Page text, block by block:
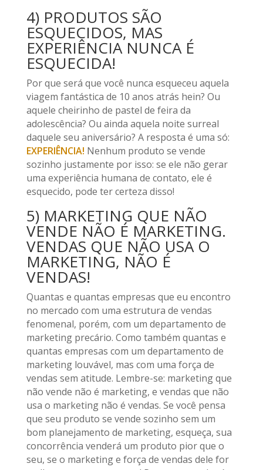
4) PRODUTOS SÃO
ESQUECIDOS, MAS
EXPERIÊNCIA NUNCA É
ESQUECIDA!
Por que será que você nunca esqueceu aquela
viagem fantástica de 10 anos atrás hein? Ou
aquele cheirinho de pastel de feira da
adolescência? Ou ainda aquela noite surreal
daquele seu aniversário? A resposta é uma só:
EXPERIÊNCIA! Nenhum produto se vende
sozinho justamente por isso: se ele não gerar
uma experiência humana de contato, ele é
esquecido, pode ter certeza disso!
5) MARKETING QUE NÃO
VENDE NÃO É MARKETING.
VENDAS QUE NÃO USA O
MARKETING, NÃO É
VENDAS!
Quantas e quantas empresas que eu encontro
no mercado com uma estrutura de vendas
fenomenal, porém, com um departamento de
marketing precário. Como também quantas e
quantas empresas com um departamento de
marketing louvável, mas com uma força de
vendas sem atitude. Lembre-se: marketing que
não vende não é marketing, e vendas que não
usa o marketing não é vendas. Se você pensa
que seu produto se vende sozinho sem um
bom planejamento de marketing, esqueça, sua
concorrência venderá um produto pior que o
seu, se o marketing e força de vendas dele for